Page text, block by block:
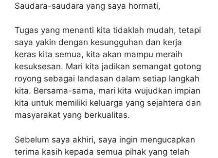
Saudara-saudara yang saya hormati,
Tugas yang menanti kita tidaklah mudah, tetapi
saya yakin dengan kesungguhan dan kerja
keras kita semua, kita akan mampu meraih
kesuksesan. Mari kita jadikan semangat gotong
royong sebagai landasan dalam setiap langkah
kita. Bersama-sama, mari kita wujudkan impian
kita untuk memiliki keluarga yang sejahtera dan
masyarakat yang berkualitas.
Sebelum saya akhiri, saya ingin mengucapkan
terima kasih kepada semua pihak yang telah